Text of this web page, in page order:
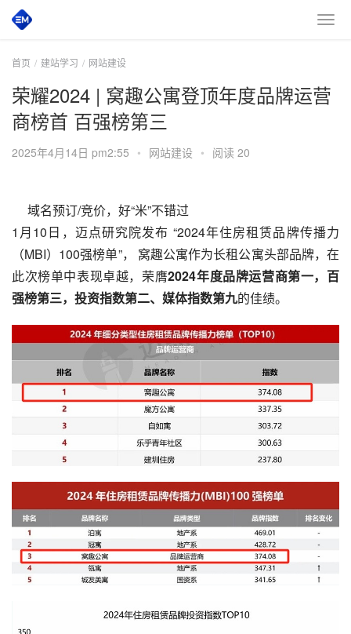
首页 建站学习 网站建设
荣耀2024 | 窝趣公寓登顶年度品牌运营
商榜首 百强榜第三
2025年4月14日 pm2:55 • 网站建设 • 阅读 20
域名预订/竞价，好“米”不错过
1月10日，迈点研究院发布 “2024年住房租赁品牌传播力
（MBI）100强榜单”， 窝趣公寓作为长租公寓头部品牌，在
此次榜单中表现卓越，荣膺2024年度品牌运营商第一，百
强榜第三，投资指数第二、媒体指数第九的佳绩。